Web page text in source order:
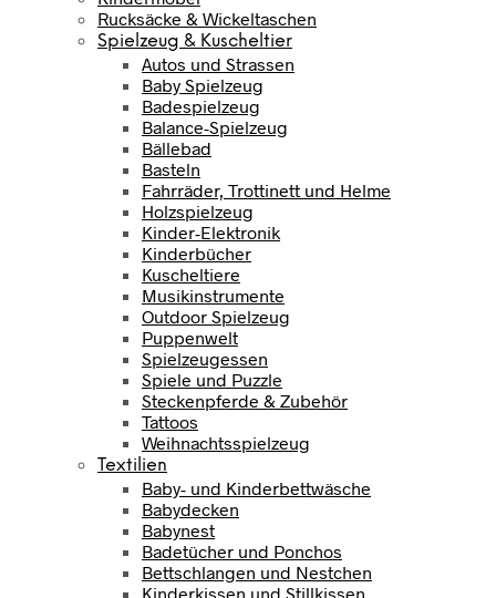
Rucksäcke & Wickeltaschen
Spielzeug & Kuscheltier
Autos und Strassen
Baby Spielzeug
Badespielzeug
Balance-Spielzeug
Bällebad
Basteln
Fahrräder, Trottinett und Helme
Holzspielzeug
Kinder-Elektronik
Kinderbücher
Kuscheltiere
Musikinstrumente
Outdoor Spielzeug
Puppenwelt
Spielzeugessen
Spiele und Puzzle
Steckenpferde & Zubehör
Tattoos
Weihnachtsspielzeug
Textilien
Baby- und Kinderbettwäsche
Babydecken
Babynest
Badetücher und Ponchos
Bettschlangen und Nestchen
Kinderkissen und Stillkissen